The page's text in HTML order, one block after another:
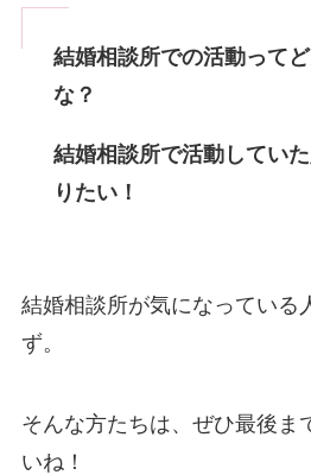
結婚相談所での活動って
な？
結婚相談所で活動してい
りたい！
結婚相談所が気になっている
ず。
そんな方たちは、ぜひ最後ま
いね！